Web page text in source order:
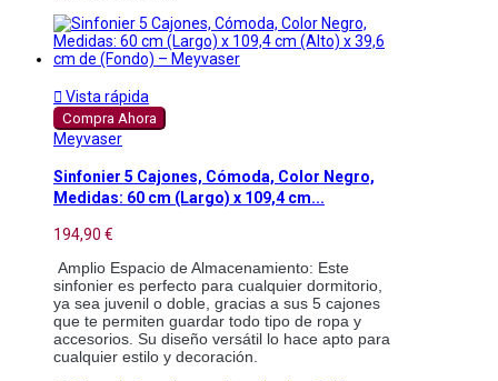
 Vista rápida
Compra Ahora
Meyvaser
Sinfonier 5 Cajones, Cómoda, Color Negro,
Medidas: 60 cm (Largo) x 109,4 cm...
194,90 €
sinfonier es perfecto para cualquier dormitorio,
ya sea juvenil o doble, gracias a sus 5 cajones
que te permiten guardar todo tipo de ropa y
accesorios. Su diseño versátil lo hace apto para
cualquier estilo y decoración.